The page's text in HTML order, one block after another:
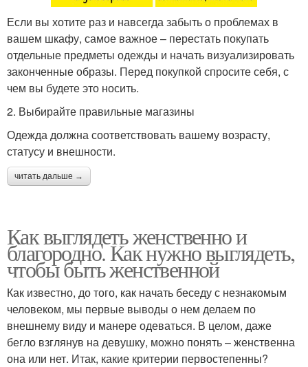
Если вы хотите раз и навсегда забыть о проблемах в
вашем шкафу, самое важное – перестать покупать
отдельные предметы одежды и начать визуализировать
законченные образы. Перед покупкой спросите себя, с
чем вы будете это носить.
2. Выбирайте правильные магазины
Одежда должна соответствовать вашему возрасту,
статусу и внешности.
читать дальше →
Как выглядеть женственно и
благородно. Как нужно выглядеть,
чтобы быть женственной
Как известно, до того, как начать беседу с незнакомым
человеком, мы первые выводы о нем делаем по
внешнему виду и манере одеваться. В целом, даже
бегло взглянув на девушку, можно понять – женственна
она или нет. Итак, какие критерии первостепенны?